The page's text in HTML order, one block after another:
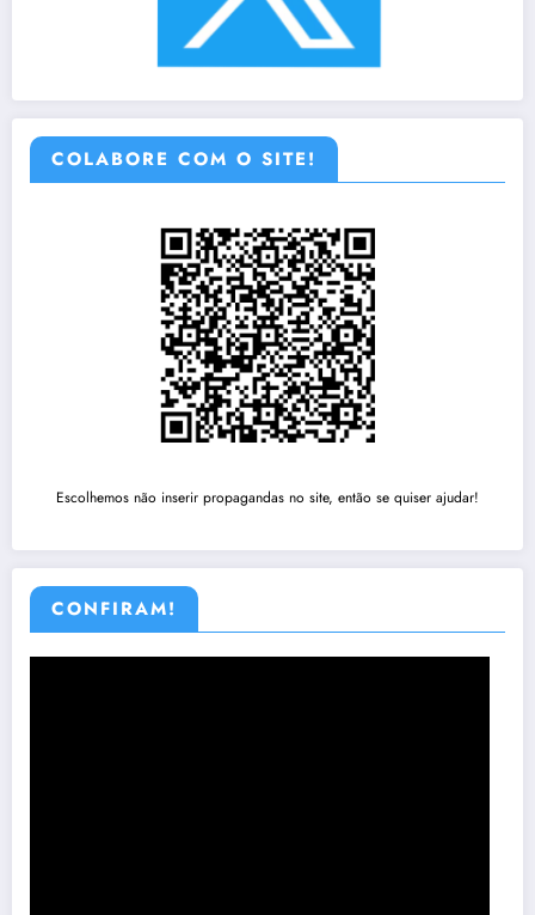
COLABORE COM O SITE!
Escolhemos não inserir propagandas no site, então se quiser ajudar!
CONFIRAM!